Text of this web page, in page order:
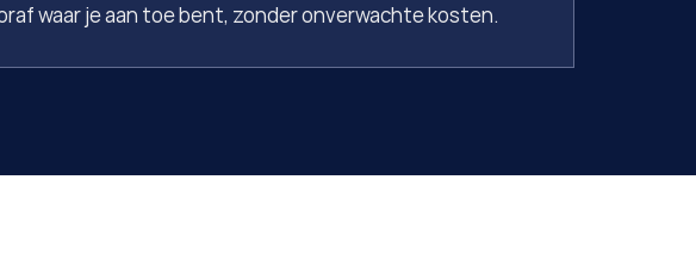
waar je aan toe bent, zonder onverwachte kosten.